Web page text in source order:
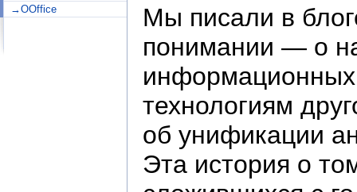
→OOffice
Мы писали в
понимании — о
технологиям
об унификации
Эта история о